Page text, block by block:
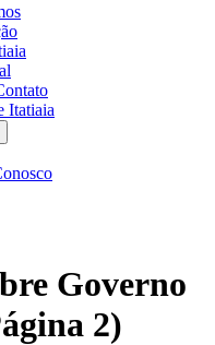
Itatiaia
Governo
2)